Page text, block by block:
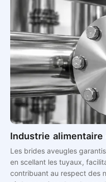
Industrie
Les brides aveugles
en scellant les tuyaux,
contribuant au respect des